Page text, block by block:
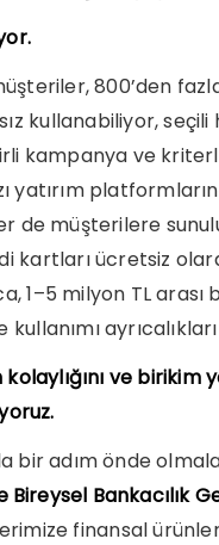
800’den
kullanabiliyor, seçili
kampanya ve
yatırım
de müşterilere
kartları ücretsiz
1–5 milyon TL
kullanımı
ve birikim
bir adım önde
Bireysel Bankacılık
finansal